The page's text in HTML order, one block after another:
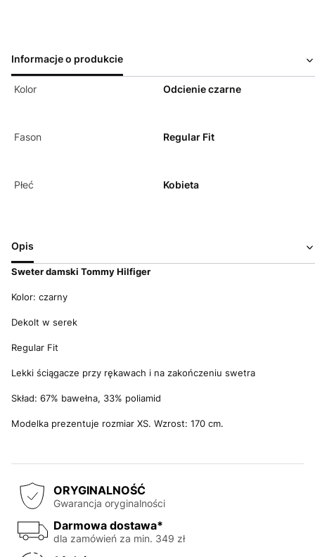
Informacje o produkcie
Kolor Odcienie czarne
Fason Regular Fit
Płeć Kobieta
Opis
Sweter damski Tommy Hilfiger
Kolor: czarny
Dekolt w serek
Regular Fit
Lekki ściągacze przy rękawach i na zakończeniu swetra
Skład: 67% bawełna, 33% poliamid
Modelka prezentuje rozmiar XS. Wzrost: 170 cm.
ORYGINALNOŚĆ
Gwarancja oryginalności
Darmowa dostawa*
dla zamówień za min. 349 zł